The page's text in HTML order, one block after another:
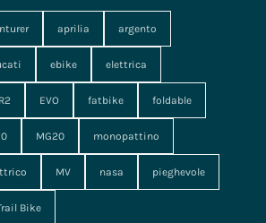
aprilia argento
ebike elettrica
EVO fatbike foldable
MG20 monopattino
MV nasa pieghevole
Bike